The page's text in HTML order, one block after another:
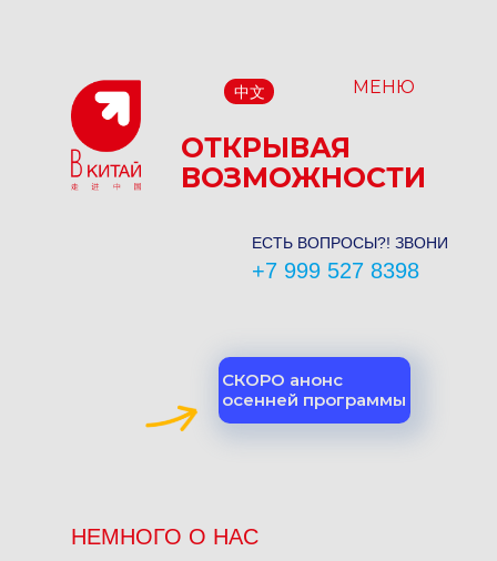
ОТКРЫВАЯ
ВОЗМОЖНОСТИ
МЕНЮ
中文
НЕМНОГО О НАС
СКОРО анонс
осенней программы
+7 999 527 8398
ЕСТЬ ВОПРОСЫ?! ЗВОНИ